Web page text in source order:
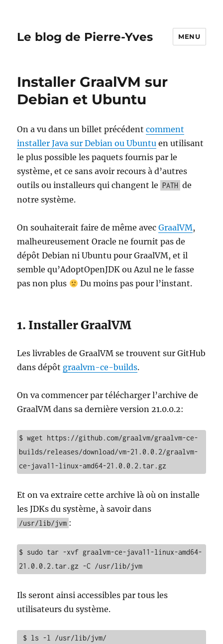
Le blog de Pierre-Yves MENU
Installer GraalVM sur
Debian et Ubuntu
On a vu dans un billet précédentcomment
installer Java sur Debian ou Ubuntu en utilisant
le plus possible les paquets fournis par le
système, et ce sans avoir recours à d’autres
outils ou installeurs qui changent le PATH de
notre système.
On souhaiterait faire de même avecGraalVM,
malheureusement Oracle ne fournit pas de
dépôt Debian ni Ubuntu pour GraalVM, et il
semble qu’AdoptOpenJDK ou Azul ne le fasse
pas non plus
Du moins pas pour l’instant.
1. Installer GraalVM
Les livrables de GraalVM se trouvent sur GitHub
dans dépôt graalvm-ce-builds.
On va commencer par télécharger l’archive de
GraalVM dans sa dernière version 21.0.0.2:
$ wget https://github.com/graalvm/graalvm-ce-
builds/releases/download/vm-21.0.0.2/graalvm-
ce-java11-linux-amd64-21.0.0.2.tar.gz
Et on va extraire cette archive là où on installe
les JDKs du système, à savoir dans
/usr/lib/jvm :
$ sudo tar -xvf graalvm-ce-java11-linux-amd64-
21.0.0.2.tar.gz -C /usr/lib/jvm
Ils seront ainsi accessibles par tous les
utilisateurs du système.